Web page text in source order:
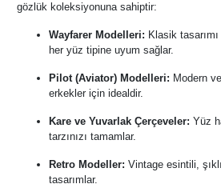
gözlük koleksiyonuna sahiptir:
Wayfarer Modelleri: Klasik
her yüz tipine uyum sağlar.
Pilot (Aviator) Modelleri: Modern
erkekler için idealdir.
Kare ve Yuvarlak Çerçeveler: Yüz
tarzınızı tamamlar.
Retro Modeller: Vintage esintili,
tasarımlar.